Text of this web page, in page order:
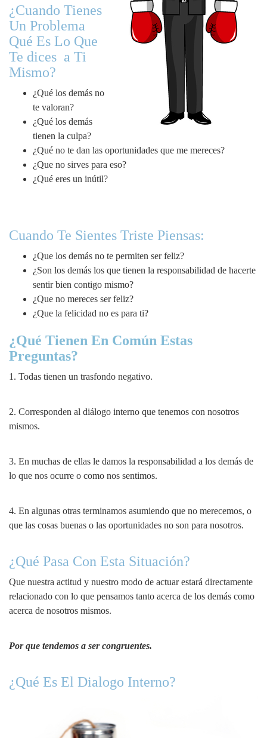
¿Cuando Tienes
Un Problema
Qué Es Lo Que
Te dices a Ti
Mismo?
¿Qué los demás no
te valoran?
¿Qué los demás
tienen la culpa?
¿Qué no te dan las oportunidades que me mereces?
¿Que no sirves para eso?
¿Qué eres un inútil?
Cuando Te Sientes Triste Piensas:
¿Que los demás no te permiten ser feliz?
¿Son los demás los que tienen la responsabilidad de hacerte
sentir bien contigo mismo?
¿Que no mereces ser feliz?
¿Que la felicidad no es para ti?
¿Qué Tienen En Común Estas
Preguntas?
1. Todas tienen un trasfondo negativo.
2. Corresponden al diálogo interno que tenemos con nosotros
mismos.
3. En muchas de ellas le damos la responsabilidad a los demás de
lo que nos ocurre o como nos sentimos.
4. En algunas otras terminamos asumiendo que no merecemos, o
que las cosas buenas o las oportunidades no son para nosotros.
¿Qué Pasa Con Esta Situación?
Que nuestra actitud y nuestro modo de actuar estará directamente
relacionado con lo que pensamos tanto acerca de los demás como
acerca de nosotros mismos.
Por que tendemos a ser congruentes.
¿Qué Es El Dialogo Interno?